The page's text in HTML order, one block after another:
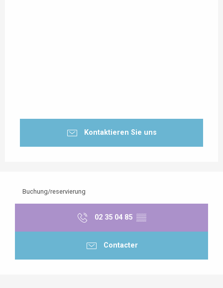
Kontaktieren Sie uns
Buchung/reservierung
02 35 04 85 ▒▒
Contacter